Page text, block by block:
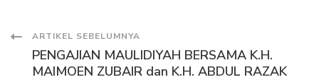
Navigasi
ARTIKEL SEBELUMNYA
PENGAJIAN MAULIDIYAH BERSAMA K.H.
MAIMOEN ZUBAIR dan K.H. ABDUL RAZAK